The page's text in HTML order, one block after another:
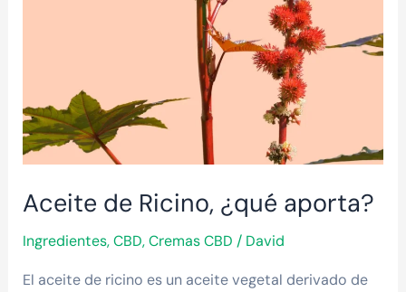
Aceite de Ricino, ¿qué aporta?
Ingredientes,CBD,Cremas CBD / David
El aceite de ricino es un aceite vegetal derivado de